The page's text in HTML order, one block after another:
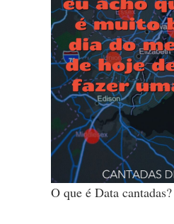
O que é Data cantadas?